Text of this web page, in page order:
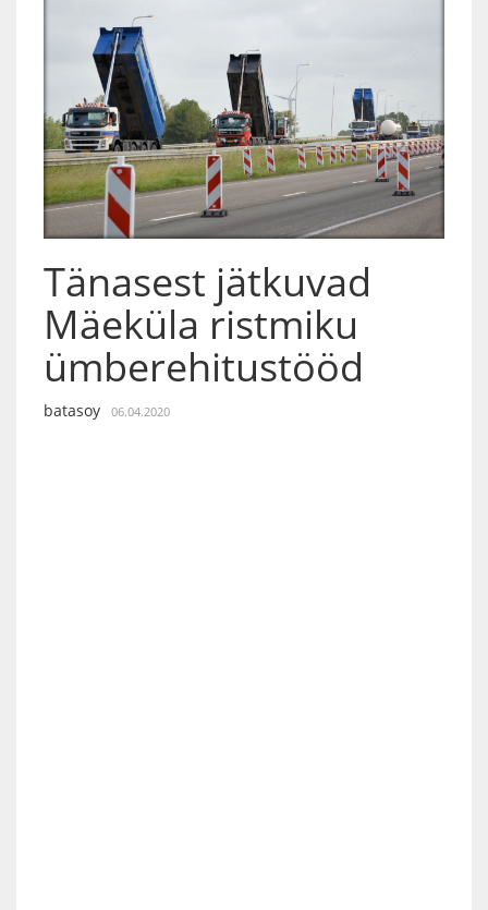
Tänasest jätkuvad
Mäeküla ristmiku
ümberehitustööd
batasoy 06.04.2020